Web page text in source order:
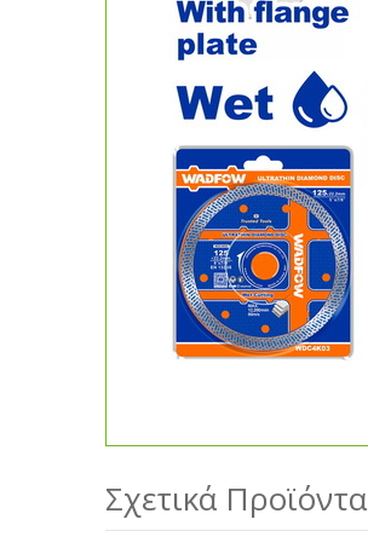
Σχετικά Προϊόντα